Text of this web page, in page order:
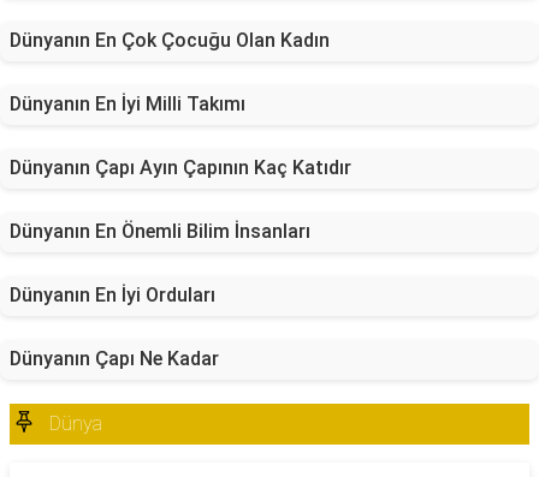
Dünyanın En Çok Çocuğu Olan Kadın
Dünyanın En İyi Milli Takımı
Dünyanın Çapı Ayın Çapının Kaç Katıdır
Dünyanın En Önemli Bilim İnsanları
Dünyanın En İyi Orduları
Dünyanın Çapı Ne Kadar
Dünya